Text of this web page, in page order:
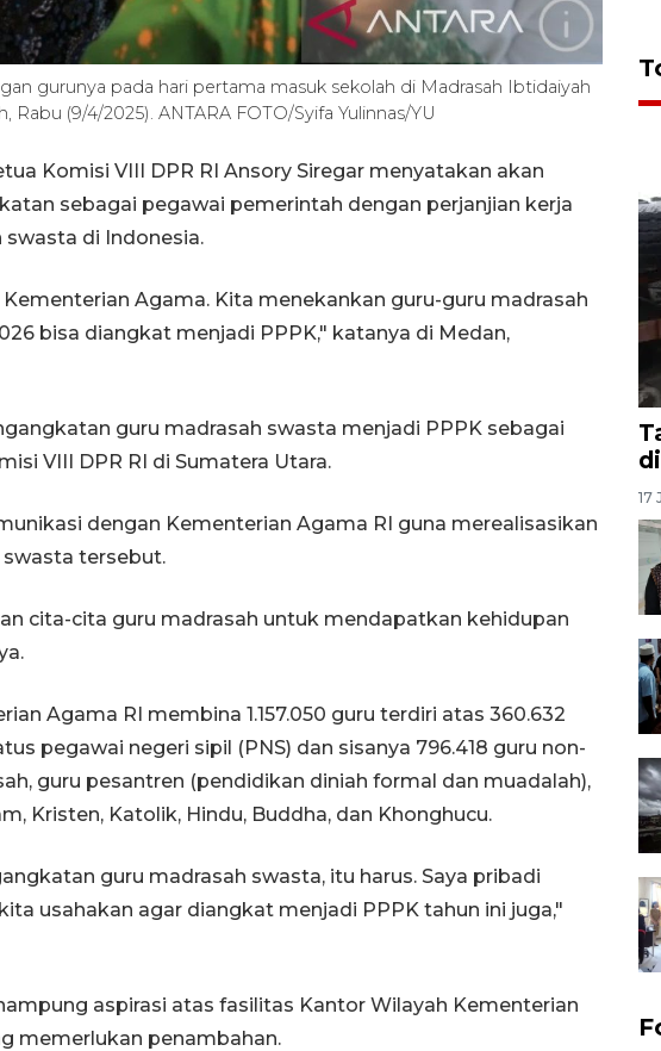
gurunya pada hari pertama masuk sekolah di Madrasah Ibtidaiyah
Rabu (9/4/2025). ANTARA FOTO/Syifa Yulinnas/YU
Komisi VIII DPR RI Ansory Siregar menyatakan akan
sebagai pegawai pemerintah dengan perjanjian kerja
swasta di Indonesia.
Agama. Kita menekankan guru-guru madrasah
bisa diangkat menjadi PPPK," katanya di Medan,
guru madrasah swasta menjadi PPPK sebagai
VIII DPR RI di Sumatera Utara.
dengan Kementerian Agama RI guna merealisasikan
tersebut.
cita-cita guru madrasah untuk mendapatkan kehidupan
Agama RI membina 1.157.050 guru terdiri atas 360.632
pegawai negeri sipil (PNS) dan sisanya 796.418 guru non-
guru pesantren (pendidikan diniah formal dan muadalah),
Kristen, Katolik, Hindu, Buddha, dan Khonghucu.
guru madrasah swasta, itu harus. Saya pribadi
usahakan agar diangkat menjadi PPPK tahun ini juga,"
aspirasi atas fasilitas Kantor Wilayah Kementerian
memerlukan penambahan.
17